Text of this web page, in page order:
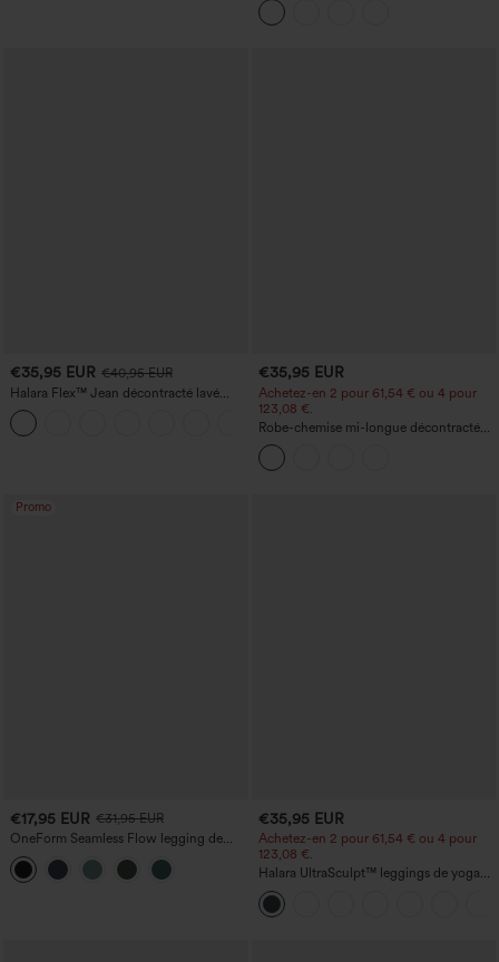
gorge intégré et ourlet à volants
€35,95 EUR €40,95 EUR
Halara Flex™ Jean décontracté lavé
taille haute à poche croisée
+1
€35,95 EUR
Achetez-en 2 pour 61,54 € ou 4 pour
123,08 €.
Robe-chemise mi-longue décontractée
à col, mancherons, ceinturée, ourlet
fendu incurvé et poches
Promo
€17,95 EUR €31,95 EUR
OneForm Seamless Flow legging de
yoga taille haute, gainant pour le ventre
et effet rehausseur de fesses
€35,95 EUR
Achetez-en 2 pour 61,54 € ou 4 pour
123,08 €.
Halara UltraSculpt™ leggings de yoga
taille haute, gainants avec contrôle du
ventre, coupe bootcut, à poches